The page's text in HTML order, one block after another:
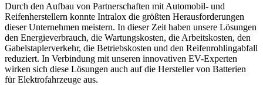
Durch den Aufbau von Partnerschaften mit Automobil- und
Reifenherstellern konnte Intralox die größten Herausforderungen
dieser Unternehmen meistern. In dieser Zeit haben unsere Lösungen
den Energieverbrauch, die Wartungskosten, die Arbeitskosten, den
Gabelstaplerverkehr, die Betriebskosten und den Reifenrohlingabfall
reduziert. In Verbindung mit unseren innovativen EV-Experten
wirken sich diese Lösungen auch auf die Hersteller von Batterien
für Elektrofahrzeuge aus.